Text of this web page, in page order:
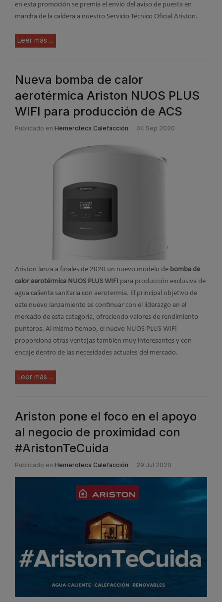
en esta promoción se premia el envió del aviso de puesta en
marcha de la caldera a nuestro Servicio Técnico Oficial Ariston.
Leer más ...
Nueva bomba de calor
aerotérmica Ariston NUOS PLUS
WIFI para producción de ACS
Publicado en Hemeroteca Calefacción 04 Sep 2020
Ariston lanza a finales de 2020 un nuevo modelo de bomba de
calor aerotérmica NUOS PLUS WIFI para producción exclusiva de
agua caliente sanitaria con aerotermia. El principal objetivo de
este nuevo lanzamiento es continuar con el liderazgo en el
mercado de esta categoría, ofreciendo valores de rendimiento
punteros. Al mismo tiempo, el nuevo NUOS PLUS WIFI
proporciona otras ventajas también muy interesantes y con
encaje dentro de las necesidades actuales del mercado.
Leer más ...
Ariston pone el foco en el apoyo
al negocio de proximidad con
#AristonTeCuida
Publicado en Hemeroteca Calefacción 29 Jul 2020